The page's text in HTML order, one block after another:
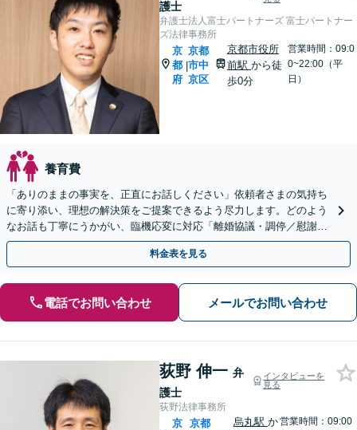
護士
弁護士法人富士パートナーズ 富士パートナー
ズ法律事務所
京
都
府
|
京都
市中
京区
京都市役所
前駅 から徒
歩0分
営業時間：09:0
0~22:00（平
日）
養育費
「ありのままの事実を、正直にお話しください」依頼者さまの気持ち
に寄り添い、理想の解決策をご提案できるよう尽力します。どのよう
なお話も丁寧にうかがい、臨機応変に対応「離婚協議・調停／慰謝料
請求／財産分与／親権／養育費／面会交流／婚姻費用など
料金表を見る
電話でお問い合わせ メールでお問い合わせ
荻野 伸一 弁
護士
インタビューを
見る
荻野法律事務所
京
京都
烏丸駅 か営業時間：09:00